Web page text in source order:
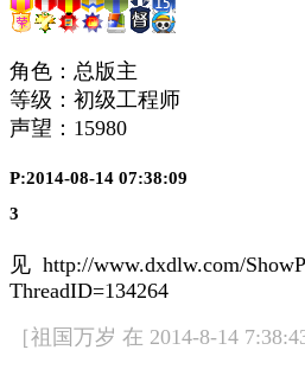
角色：总版主
等级：初级工程师
声望： 15980
P:2014-08-14 07:38:09
3
见 http://www.dxdlw.com/
ThreadID=134264
［祖国万岁 在 2014-8-14